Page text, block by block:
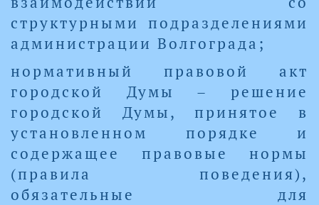
структурными подразделениями
администрации Волгограда;
нормативный правовой акт
городской Думы – решение
городской Думы, принятое в
установленном порядке и
содержащее правовые нормы
(правила поведения),
обязательные для